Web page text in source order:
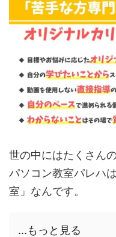
世の中にはたくさん
パソコン教室パレハ
室」なんです。
...もっと見る